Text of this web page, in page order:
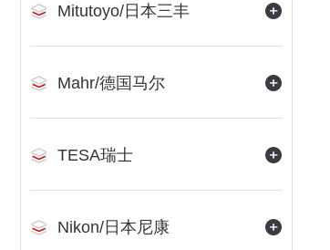
Mitutoyo/日本三丰
Mahr/德国马尔
TESA瑞士
Nikon/日本尼康